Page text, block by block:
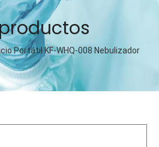
Portátil KF-WHQ-008 Nebulizador